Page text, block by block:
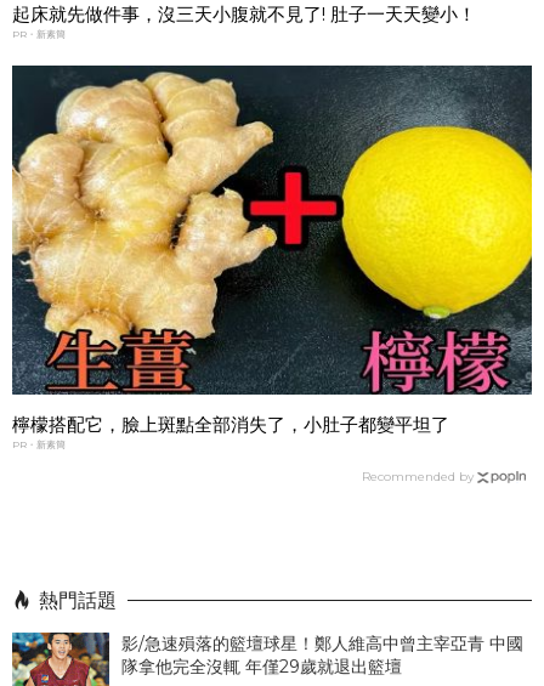
起床就先做件事，沒三天小腹就不見了! 肚子一天天變小！
PR・新素簡
檸檬搭配它，臉上斑點全部消失了，小肚子都變平坦了
PR・新素簡
Recommended by
熱門話題
影/急速殞落的籃壇球星！鄭人維高中曾主宰亞青 中國
隊拿他完全沒輒 年僅29歲就退出籃壇